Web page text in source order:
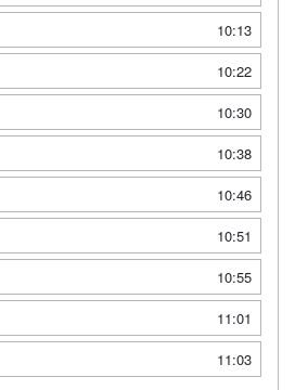
10:13
10:22
10:30
10:38
10:46
10:51
10:55
11:01
11:03